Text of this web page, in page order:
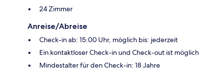
24 Zimmer
Anreise/Abreise
Check-in ab: 15:00 Uhr, möglich bis: jederzeit
Ein kontaktloser Check-in und Check-out ist möglich
Mindestalter für den Check-in: 18 Jahre